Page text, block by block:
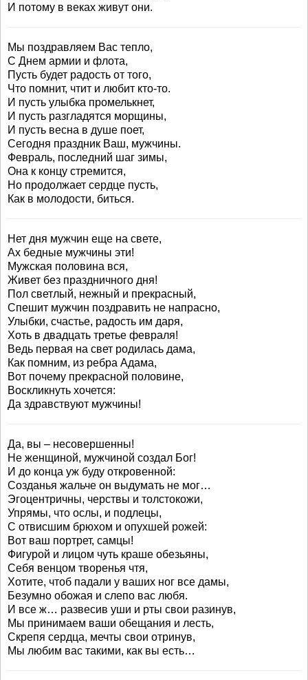
И потому в веках живут они.
Мы поздравляем Вас тепло,
С Днем армии и флота,
Пусть будет радость от того,
Что помнит, чтит и любит кто-то.
И пусть улыбка промелькнет,
И пусть разгладятся морщины,
И пусть весна в душе поет,
Сегодня праздник Ваш, мужчины.
Февраль, последний шаг зимы,
Она к концу стремится,
Но продолжает сердце пусть,
Как в молодости, биться.
Нет дня мужчин еще на свете,
Ах бедные мужчины эти!
Мужская половина вся,
Живет без праздничного дня!
Пол светлый, нежный и прекрасный,
Спешит мужчин поздравить не напрасно,
Улыбки, счастье, радость им даря,
Хоть в двадцать третье февраля!
Ведь первая на свет родилась дама,
Как помним, из ребра Адама,
Вот почему прекрасной половине,
Воскликнуть хочется:
Да здравствуют мужчины!
Да, вы – несовершенны!
Не женщиной, мужчиной создал Бог!
И до конца уж буду откровенной:
Созданья жальче он выдумать не мог…
Эгоцентричны, черствы и толстокожи,
Упрямы, что ослы, и подлецы,
С отвисшим брюхом и опухшей рожей:
Вот ваш портрет, самцы!
Фигурой и лицом чуть краше обезьяны,
Себя венцом творенья чтя,
Хотите, чтоб падали у ваших ног все дамы,
Безумно обожая и слепо вас любя.
И все ж… развесив уши и рты свои разинув,
Мы принимаем ваши обещания и лесть,
Скрепя сердца, мечты свои отринув,
Мы любим вас такими, как вы есть…